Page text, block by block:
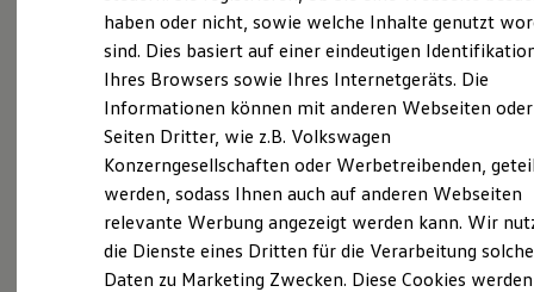
Kosten und Kauf
Verbrauchskosten
Kaufoptionen
E-Auto-Förderung
Software und Konnektivität
ID. Software Versionen und Updates
Digitale Extras
Schnittstellen zu Ihrem ID.
Hybridautos
Marke und Erlebnis
Volkswagen R und R Experience
R-Modelle
Wie können wir
Ihnen weiterhelfen?
Probefahrt vereinbaren
haben oder nicht, sowie welche Inhalte genutzt
sind. Dies basiert auf einer eindeutigen
Ihres Browsers sowie Ihres Internetgeräts. Die
Informationen können mit anderen Webseiten oder
Seiten Dritter, wie z.B. Volkswagen
Konzerngesellschaften oder Werbetreibenden,
werden, sodass Ihnen auch auf anderen Webseiten
relevante Werbung angezeigt werden kann. Wir
die Dienste eines Dritten für die Verarbeitung
Daten zu Marketing Zwecken. Diese Cookies